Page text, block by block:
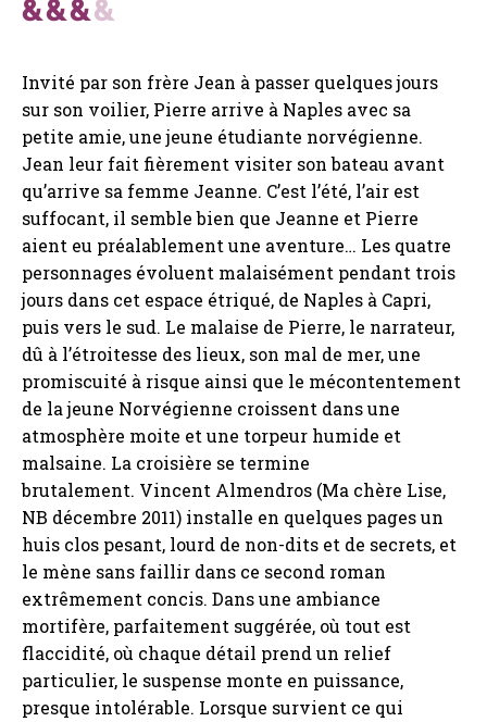
Invité par son frère Jean à passer quelques jours
sur son voilier, Pierre arrive à Naples avec sa
petite amie, une jeune étudiante norvégienne.
Jean leur fait fièrement visiter son bateau avant
qu’arrive sa femme Jeanne. C’est l’été, l’air est
suffocant, il semble bien que Jeanne et Pierre
aient eu préalablement une aventure… Les quatre
personnages évoluent malaisément pendant trois
jours dans cet espace étriqué, de Naples à Capri,
puis vers le sud. Le malaise de Pierre, le narrateur,
dû à l’étroitesse des lieux, son mal de mer, une
promiscuité à risque ainsi que le mécontentement
de la jeune Norvégienne croissent dans une
atmosphère moite et une torpeur humide et
malsaine. La croisière se termine
brutalement. Vincent Almendros (Ma chère Lise,
NB décembre 2011) installe en quelques pages un
huis clos pesant, lourd de non-dits et de secrets, et
le mène sans faillir dans ce second roman
extrêmement concis. Dans une ambiance
mortifère, parfaitement suggérée, où tout est
flaccidité, où chaque détail prend un relief
particulier, le suspense monte en puissance,
presque intolérable. Lorsque survient ce qui